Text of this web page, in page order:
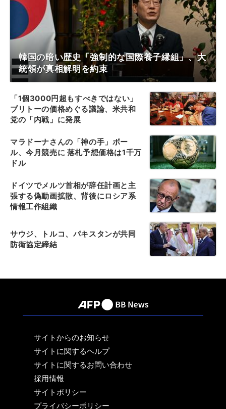
韓国の暗い歴史「強制的な国際養子縁組」、大
統領が真相解明を約束
「1個3000円超もすべきではない」
ブリトーの価格めぐる議論、米共和
党の「内戦」に発展
マラドーナさんの「神の手」ボー
ル、今月競売に 落札予想価格は1千万
ドル
ドイツでメルツ首相が辞任計画と主
張する偽動画拡散、背後にロシア系
情報工作組織
サウジ、トルコ、パキスタンが共同
防衛協定締結
サイトからのお知らせ
サイトに関するヘルプ
サイトに関するお問い合わせ
採用情報
サイトポリシー
プライバシーポリシー